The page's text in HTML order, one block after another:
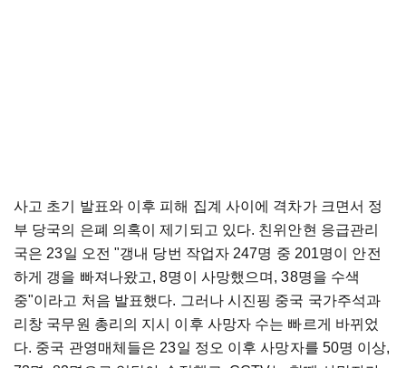
사고 초기 발표와 이후 피해 집계 사이에 격차가 크면서 정
부 당국의 은폐 의혹이 제기되고 있다. 친위안현 응급관리
국은 23일 오전 "갱내 당번 작업자 247명 중 201명이 안전
하게 갱을 빠져나왔고, 8명이 사망했으며, 38명을 수색
중"이라고 처음 발표했다. 그러나 시진핑 중국 국가주석과
리창 국무원 총리의 지시 이후 사망자 수는 빠르게 바뀌었
다. 중국 관영매체들은 23일 정오 이후 사망자를 50명 이상,